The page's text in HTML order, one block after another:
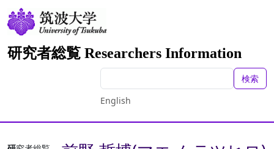
研究者総覧 Researchers Information
検索
English